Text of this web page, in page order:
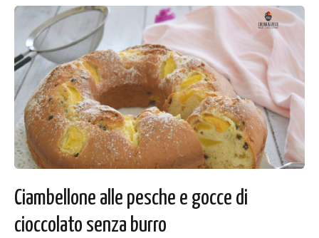
Ciambellone alle pesche e gocce di
cioccolato senza burro